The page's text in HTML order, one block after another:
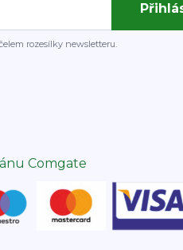
rozesílky newsletteru.
Comgate